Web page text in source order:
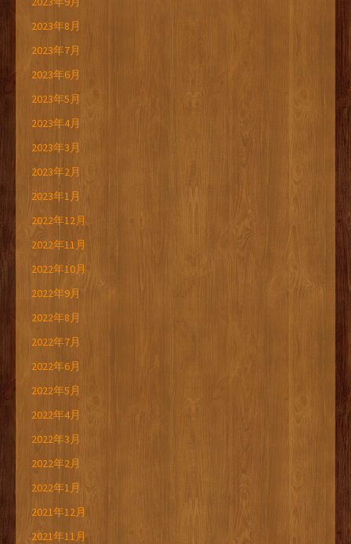
2023年8月
2023年7月
2023年6月
2023年5月
2023年4月
2023年3月
2023年2月
2023年1月
2022年12月
2022年11月
2022年10月
2022年9月
2022年8月
2022年7月
2022年6月
2022年5月
2022年4月
2022年3月
2022年2月
2022年1月
2021年12月
2021年11月